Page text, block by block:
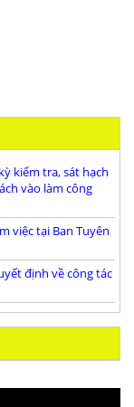
kiểm tra, sát hạch
vào làm công
việc tại Ban Tuyên
định về công tác